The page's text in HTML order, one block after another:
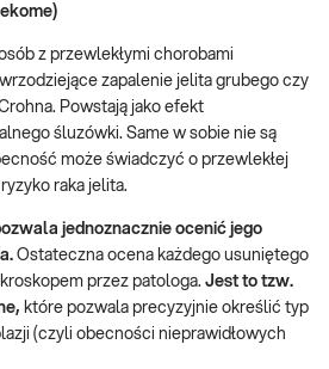
z przewlekłymi chorobami
zapalenie jelita grubego czy
Powstają jako efekt
śluzówki. Same w sobie nie są
może świadczyć o przewlekłej
raka jelita.
jednoznacznie ocenić jego
Ostateczna ocena każdego usuniętego
przez patologa. Jest to tzw.
które pozwala precyzyjnie określić typ
(czyli obecności nieprawidłowych